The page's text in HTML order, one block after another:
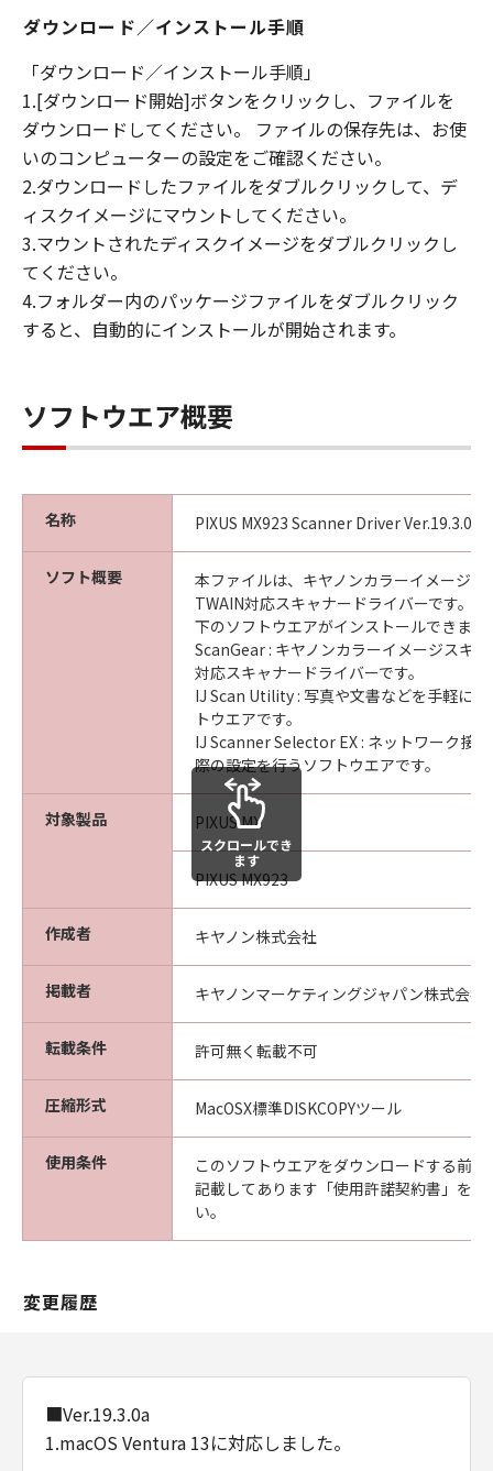
ダウンロード／インストール手順
「ダウンロード／インストール手順」
1.[ダウンロード開始]ボタンをクリックし、ファイルを
ダウンロードしてください。 ファイルの保存先は、お使
いのコンピューターの設定をご確認ください。
2.ダウンロードしたファイルをダブルクリックして、デ
ィスクイメージにマウントしてください。
3.マウントされたディスクイメージをダブルクリックし
てください。
4.フォルダー内のパッケージファイルをダブルクリック
すると、自動的にインストールが開始されます。
ソフトウエア概要
名称 PIXUS MX923 Scanner Driver Ver.19.3.0a
ソフト概要
本ファイルは、キヤノンカラーイメージス
TWAIN対応スキャナードライバーです。
下のソフトウエアがインストールできます
ScanGear : キヤノンカラーイメージスキ
対応スキャナードライバーです。
IJ Scan Utility : 写真や文書などを手軽に
トウエアです。
IJ Scanner Selector EX : ネットワーク接
際の設定を行うソフトウエアです。
対象製品 PIXUS MX
PIXUS MX923
作成者 キヤノン株式会社
掲載者 キヤノンマーケティングジャパン株式会社
転載条件 許可無く転載不可
圧縮形式 MacOSX標準DISKCOPYツール
使用条件
このソフトウエアをダウンロードする前
記載してあります「使用許諾契約書」を
い。
スクロールでき
ます
変更履歴
■Ver.19.3.0a
1.macOS Ventura 13に対応しました。